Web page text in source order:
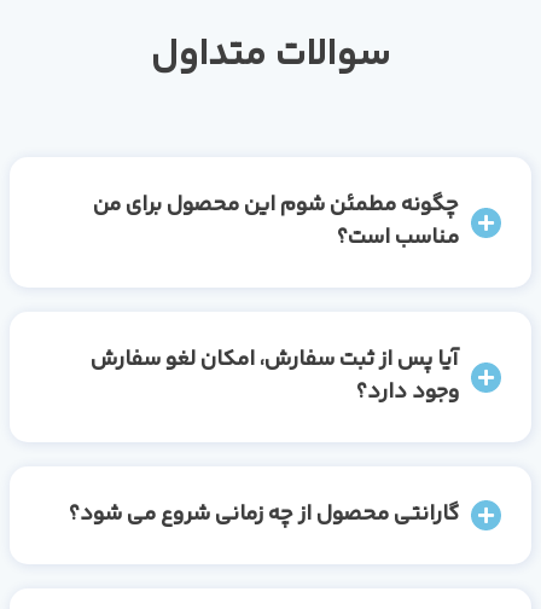
سوالات متداول
چگونه مطمئن شوم این محصول برای من
مناسب است؟
آیا پس از ثبت سفارش، امکان لغو سفارش
وجود دارد؟
گارانتی محصول از چه زمانی شروع می شود؟